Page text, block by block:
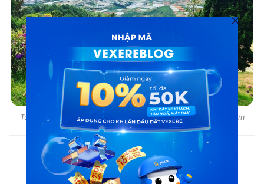
Từ đỉnh núi, bạn có thể thoả sức ngắm trời, ngắm mây, chiêm
ngưỡng toàn bộ khung cảnh của thành phố
ĐẶT XE ĐI ĐÀ LẠT CHỈ TỪ 200K/VÉ